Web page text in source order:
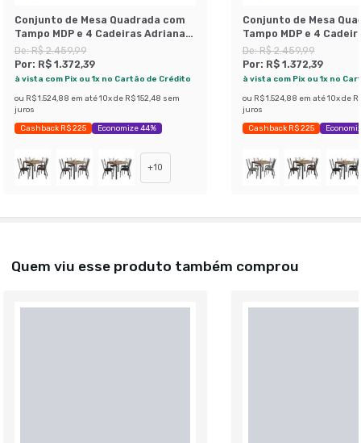
Conjunto de Mesa Quadrada com
Tampo MDP e 4 Cadeiras Adriana
Revestimento Sintético Platina e
Preto
De:R$ 2.459,99
Por: R$ 1.372,39
à vista com Pix ou 1x no Cartão de Crédito
ou R$ 1.524,88 em até 10x de R$ 152,48 sem
juros
Cashback R$ 225 Economize 44%
+10
Conjunto de Mesa
Tampo MDP e 4
Revestimento
Marrom e Preto
De:R$ 2.459,99
Por: R$ 1.372,39
à vista com Pix ou 1x no
ou R$ 1.524,88 em até 10x de
juros
Cashback R$ 225
Quem viu esse produto também comprou